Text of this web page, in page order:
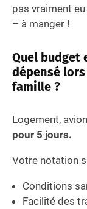
pas vraiment
– à manger !
Quel budget
dépensé
famille ?
Logement,
pour 5 jours.
Votre notation
Conditions
Facilité des